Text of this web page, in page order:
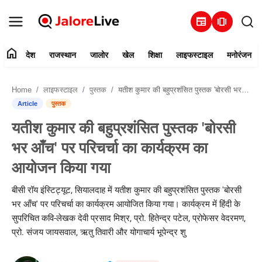
newspaper amp_stories
संपर्क करें
देश
राजस्थान
जालोर
खेल
home देश राजस्थान जालोर खेल शिक्षा लाइफस्टाइल मनोरंजन
Home लाइफस्टाइल पुस्तक यतीश कुमार की बहुप्रशंसित पुस्तक 'बोरसी भर आँच' पर परिचर्चा का कार्यक्रम का आयोजन किया गया
Article पुस्तक
यतीश कुमार की बहुप्रशंसित पुस्तक 'बोरसी
भर आँच' पर परिचर्चा का कार्यक्रम का
आयोजन किया गया
बीसी रॉय इंस्टिट्यूट, सियालदाह में यतीश कुमार की बहुप्रशंसित पुस्तक 'बोरसी
भर आँच' पर परिचर्चा का कार्यक्रम आयोजित किया गया। कार्यक्रम में हिंदी के
सुपरिचित कवि-लेखक देवी प्रसाद मिश्र, प्रो. हितेन्द्र पटेल, प्रोफेसर वेदरमण,
प्रो. संजय जायसवाल, ऋतु तिवारी और योगाचार्य भूपेन्द्र शु